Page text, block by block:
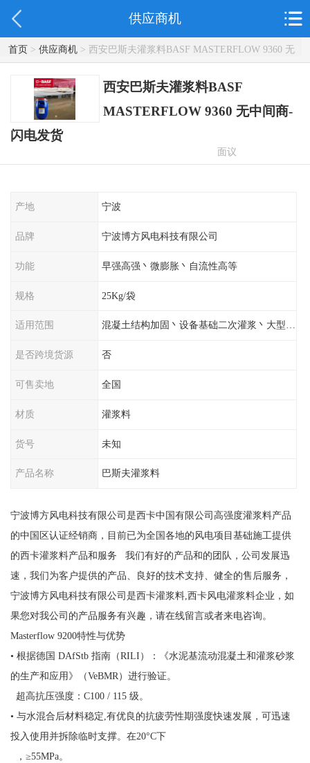
供应商机
首页> 供应商机> 西安巴斯夫灌浆料BASF MASTERFLOW 9360 无
中间商-闪电发货
西安巴斯夫灌浆料BASF
MASTERFLOW 9360 无中间商-
闪电发货
面议
产地 宁波
品牌 宁波博方风电科技有限公司
功能 早强高强丶微膨胀丶自流性高等
规格 25Kg/袋
适用范围 混凝土结构加固丶设备基础二次灌浆丶大型工程
是否跨境货源 否
可售卖地 全国
材质 灌浆料
货号 未知
产品名称 巴斯夫灌浆料
宁波博方风电科技有限公司是西卡中国有限公司高强度灌浆料产品
的中国区认证经销商，目前已为全国各地的风电项目基础施工提供
的西卡灌浆料产品和服务 我们有好的产品和的团队，公司发展迅
速，我们为客户提供的产品、良好的技术支持、健全的售后服务，
宁波博方风电科技有限公司是西卡灌浆料,西卡风电灌浆料企业，如
果您对我公司的产品服务有兴趣，请在线留言或者来电咨询。
Masterflow 9200特性与优势
• 根据德国 DAfStb 指南（RILI）：《水泥基流动混凝土和灌浆砂浆
的生产和应用》（VeBMR）进行验证。
超高抗压强度：C100 / 115 级。
• 与水混合后材料稳定,有优良的抗疲劳性期强度快速发展，可迅速
投入使用并拆除临时支撑。在20°C下
，≥55MPa。